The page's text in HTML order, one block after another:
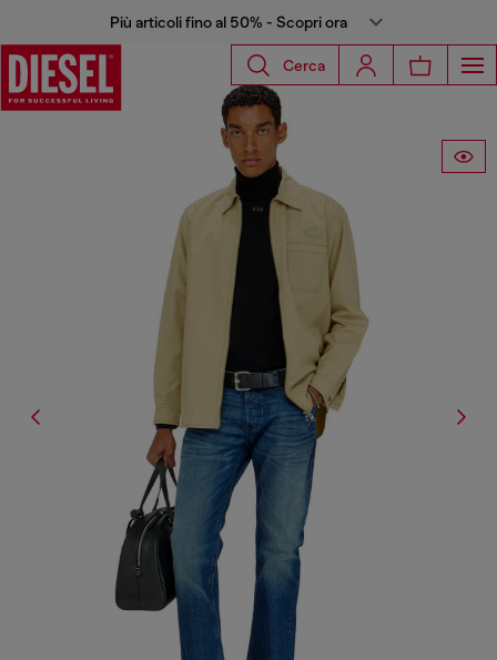
Più articoli fino al 50% - Scopri ora
Cerca